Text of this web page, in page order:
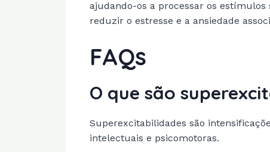
ajudando-os a processar os
reduzir o estresse e a ansiedade
FAQs
O que são
Superexcitabilidades são
intelectuais e psicomotoras.